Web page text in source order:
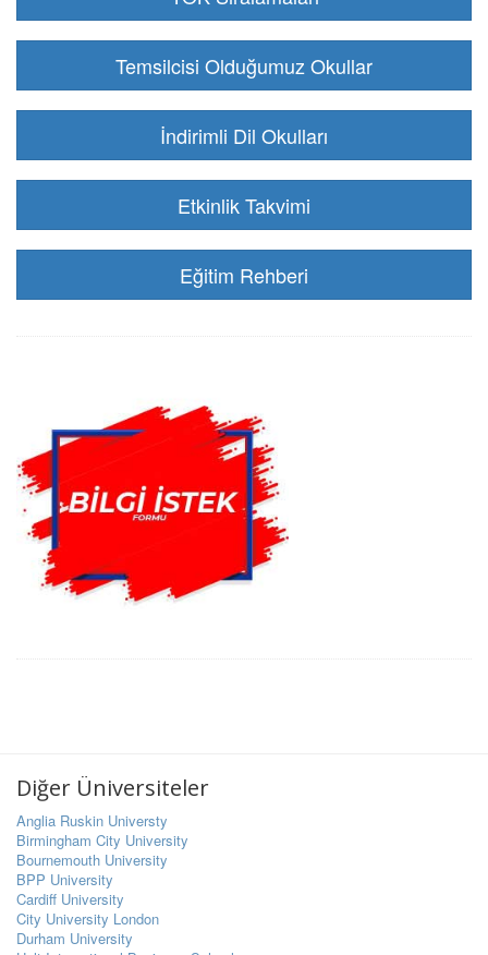
Temsilcisi Olduğumuz Okullar
İndirimli Dil Okulları
Etkinlik Takvimi
Eğitim Rehberi
Diğer Üniversiteler
Anglia Ruskin Universty
Birmingham City University
Bournemouth University
BPP University
Cardiff University
City University London
Durham University